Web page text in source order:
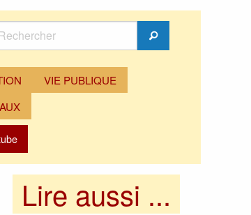
Rechercher
VIE PUBLIQUE
Lire aussi ...